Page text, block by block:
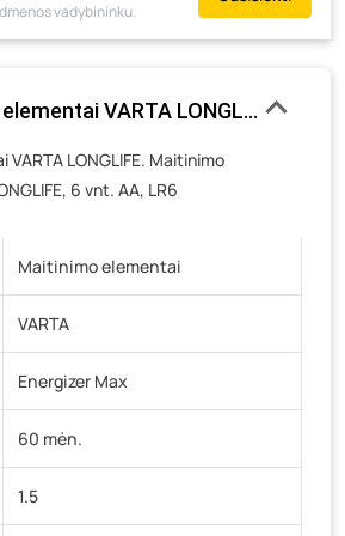
Šilutė- 5 vienetai
Tauragė- 5 vienetai
Visaginas- 9 vienetai
Druskininkai- 27 vienetai
Ukmergė- 12 vienetų
17, Rokiškis
Zarasai- 11 vienetų
vadybininku.
VARTA LONGLIFE, 6 vnt.
LONGLIFE. Maitinimo
6 vnt. AA, LR6
Maitinimo elementai
VARTA
Energizer Max
60 mėn.
1.5